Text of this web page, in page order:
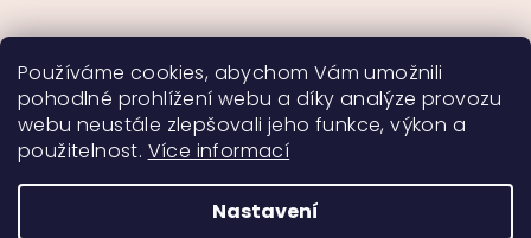
Používáme cookies, abychom Vám umožnili
pohodlné prohlížení webu a díky analýze provozu
webu neustále zlepšovali jeho funkce, výkon a
použitelnost. Více informací
Nastavení
Sledovat na Instagramu